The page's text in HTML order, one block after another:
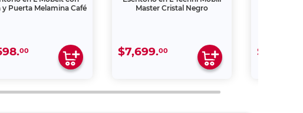
y Puerta Melamina Café
00
Master Cristal Negro
$7,699.00 $8,999.